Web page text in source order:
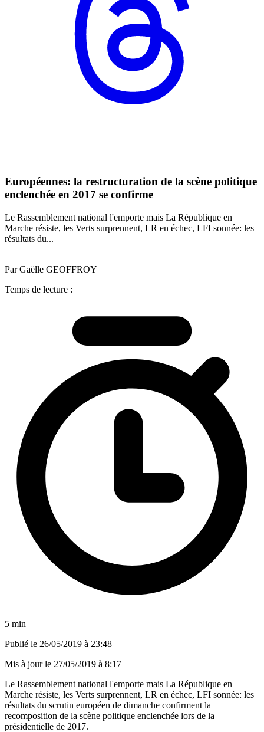
Européennes: la restructuration de la scène politique
enclenchée en 2017 se confirme
Le Rassemblement national l'emporte mais La République en
Marche résiste, les Verts surprennent, LR en échec, LFI sonnée: les
résultats du...
Par Gaëlle GEOFFROY
Temps de lecture :
5 min
Publié le 26/05/2019 à 23:48
Mis à jour le 27/05/2019 à 8:17
Le Rassemblement national l'emporte mais La République en
Marche résiste, les Verts surprennent, LR en échec, LFI sonnée: les
résultats du scrutin européen de dimanche confirment la
recomposition de la scène politique enclenchée lors de la
présidentielle de 2017.